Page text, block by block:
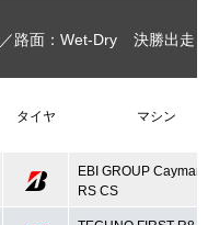
路面：Wet-Dry
決勝出走
タイヤ マシン
EBI GROUP Cayman
RS CS